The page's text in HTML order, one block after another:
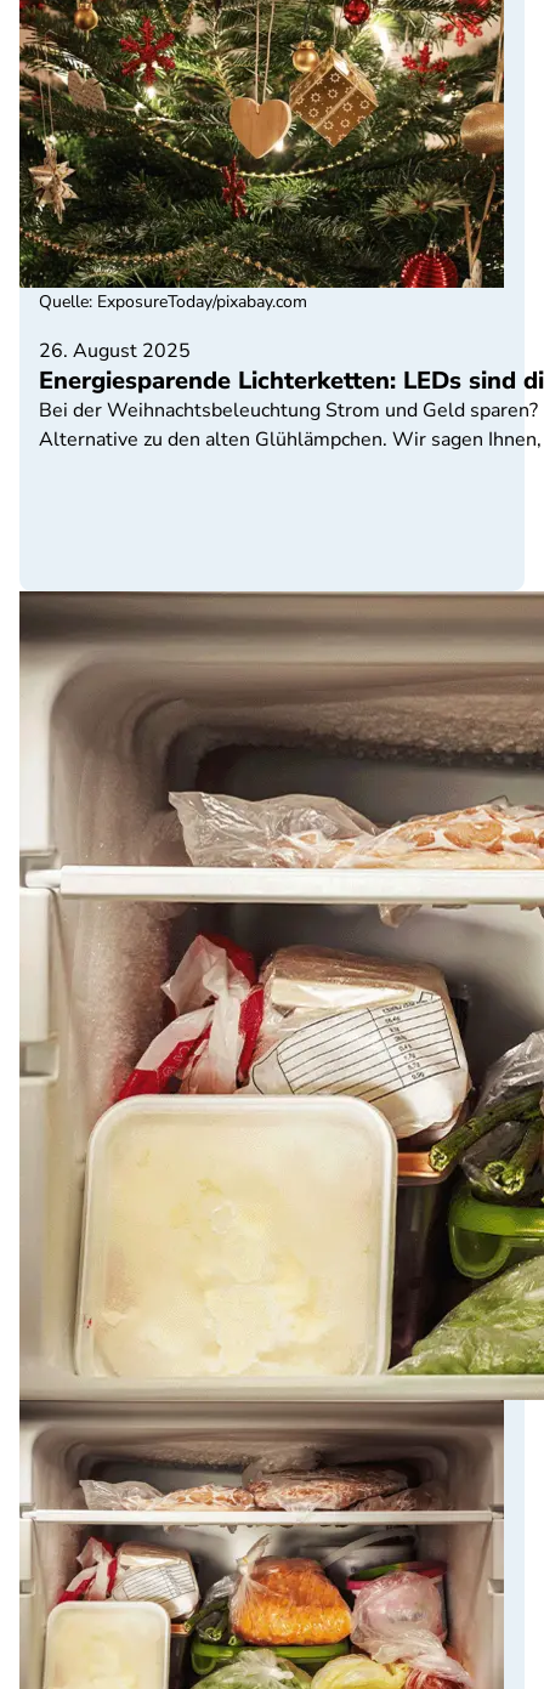
26. August 2025
Energiesparende Lichterketten: LEDs sind
Bei der Weihnachtsbeleuchtung Strom und Geld
Alternative zu den alten Glühlämpchen. Wir sagen
Quelle: ExposureToday/pixabay.com